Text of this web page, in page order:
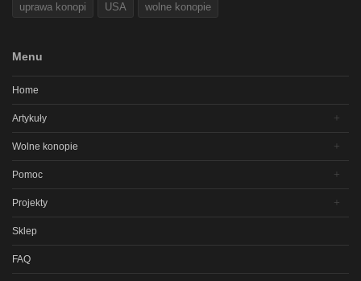
uprawa konopi USA wolne konopie
Menu
Home
Artykuły
Wolne konopie
Pomoc
Projekty
Sklep
FAQ